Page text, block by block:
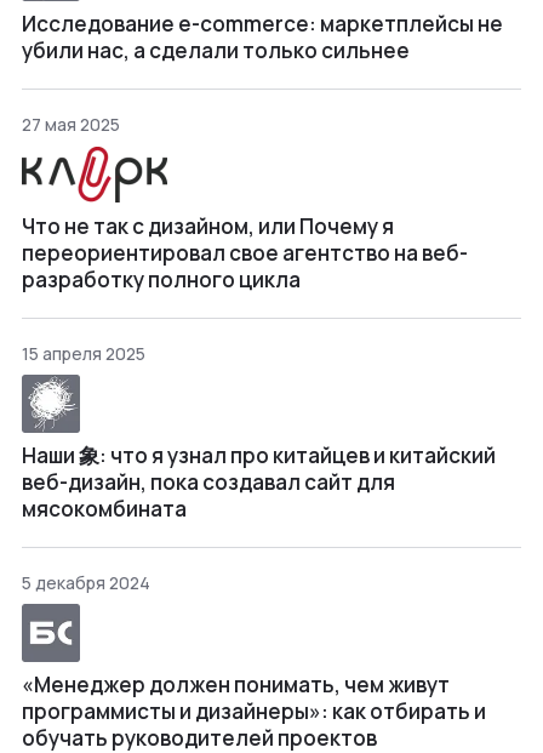
Исследование e-commerce: маркетплейсы не
убили нас, а сделали только сильнее
27 мая 2025
Что не так с дизайном, или Почему я
переориентировал свое агентство на веб-
разработку полного цикла
15 апреля 2025
Наши 象: что я узнал про китайцев и китайский
веб-дизайн, пока создавал сайт для
мясокомбината
5 декабря 2024
«Менеджер должен понимать, чем живут
программисты и дизайнеры»: как отбирать и
обучать руководителей проектов